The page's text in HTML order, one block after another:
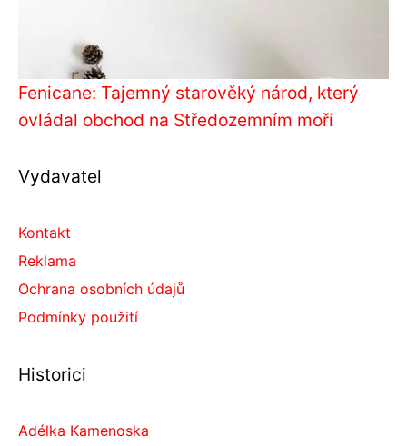
Fenicane: Tajemný starověký národ, který
ovládal obchod na Středozemním moři
Vydavatel
Kontakt
Reklama
Ochrana osobních údajů
Podmínky použití
Historici
Adélka Kamenoska